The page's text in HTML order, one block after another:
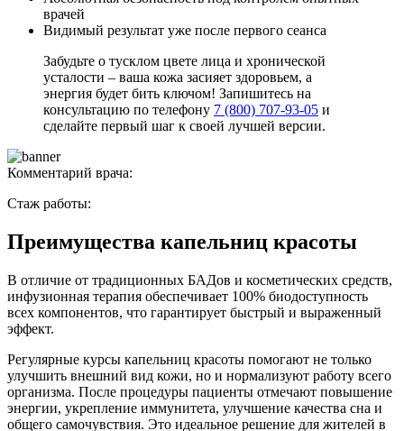
врачей
Видимый результат уже после первого сеанса
Забудьте о тусклом цвете лица и хронической
усталости – ваша кожа засияет здоровьем, а
энергия будет бить ключом! Запишитесь на
консультацию по телефону 7 (800) 707-93-05 и
сделайте первый шаг к своей лучшей версии.
Комментарий врача:
Стаж работы:
Преимущества капельниц красоты
В отличие от традиционных БАДов и косметических средств,
инфузионная терапия обеспечивает 100% биодоступность
всех компонентов, что гарантирует быстрый и выраженный
эффект.
Регулярные курсы капельниц красоты помогают не только
улучшить внешний вид кожи, но и нормализуют работу всего
организма. После процедуры пациенты отмечают повышение
энергии, укрепление иммунитета, улучшение качества сна и
общего самочувствия. Это идеальное решение для жителей в